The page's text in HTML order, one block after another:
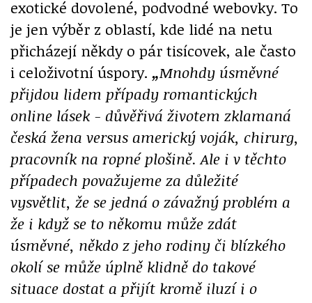
exotické dovolené, podvodné webovky. To
je jen výběr z oblastí, kde lidé na netu
přicházejí někdy o pár tisícovek, ale často
i celoživotní úspory. „Mnohdy úsměvné
přijdou lidem případy romantických
online lásek - důvěřivá životem zklamaná
česká žena versus americký voják, chirurg,
pracovník na ropné plošině. Ale i v těchto
případech považujeme za důležité
vysvětlit, že se jedná o závažný problém a
že i když se to někomu může zdát
úsměvné, někdo z jeho rodiny či blízkého
okolí se může úplně klidně do takové
situace dostat a přijít kromě iluzí i o